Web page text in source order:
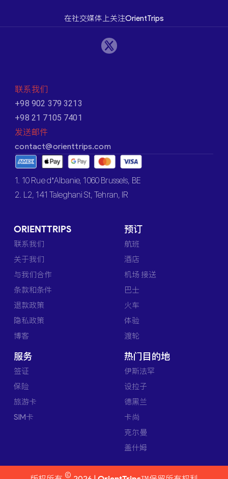
在社交媒体上关注OrientTrips
联系我们
+98 902 379 3213
+98 21 7105 7401
发送邮件
contact@orienttrips.com
1. 10 Rue d’Albanie, 1060 Brussels, BE
2. L2, 141 Taleghani St, Tehran, IR
ORIENTTRIPS
联系我们
关于我们
与我们合作
条款和条件
退款政策
隐私政策
博客
预订
航班
酒店
机场 接送
巴士
火车
体验
渡轮
服务
签证
保险
旅游卡
SIM卡
热门目的地
伊斯法罕
设拉子
德黑兰
卡尚
克尔曼
盖什姆